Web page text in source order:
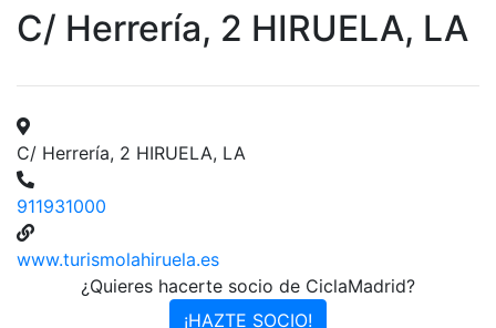
C/ Herrería, 2 HIRUELA, LA
C/ Herrería, 2 HIRUELA, LA
911931000
www.turismolahiruela.es
¿Quieres hacerte socio de CiclaMadrid?
¡HAZTE SOCIO!